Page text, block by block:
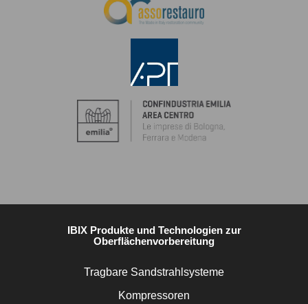
IBIX Produkte und Technologien zur
Oberflächenvorbereitung
Tragbare Sandstrahlsysteme
Kompressoren